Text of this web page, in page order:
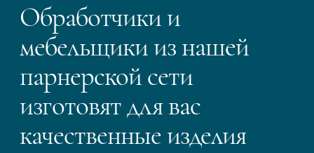
Обработчики и
мебельщики из нашей
парнерской сети
изготовят для вас
качественные изделия